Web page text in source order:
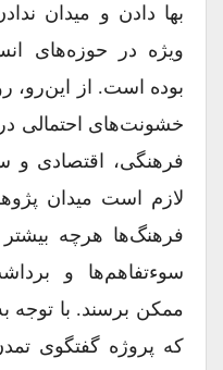
بها دادن و میدان
ویژه در حوزه‏‌هاى
بوده است. از این‏‌رو،
خشونت‏‌هاى احتمالى در
فرهنگى، اقتصادى و
لازم است میدان
فرهنگ‏‌ها هرچه بیش‏تر
سوءتفاهم‏‌ها و
ممکن برسند. با
که پروژه گفت‏گوى